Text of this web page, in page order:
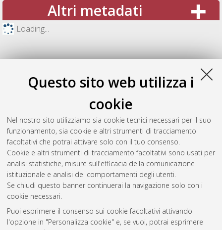
Questo sito web utilizza i
cookie
Nel nostro sito utilizziamo sia cookie tecnici necessari per il suo
funzionamento, sia cookie e altri strumenti di tracciamento
facoltativi che potrai attivare solo con il tuo consenso.
Cookie e altri strumenti di tracciamento facoltativi sono usati per
analisi statistiche, misure sull'efficacia della comunicazione
istituzionale e analisi dei comportamenti degli utenti.
Se chiudi questo banner continuerai la navigazione solo con i
cookie necessari.
Puoi esprimere il consenso sui cookie facoltativi attivando
l'opzione in "Personalizza cookie" e, se vuoi, potrai esprimere
Altri metadati
Loading...
Gestione del documento:
Atom
Rss 1.0